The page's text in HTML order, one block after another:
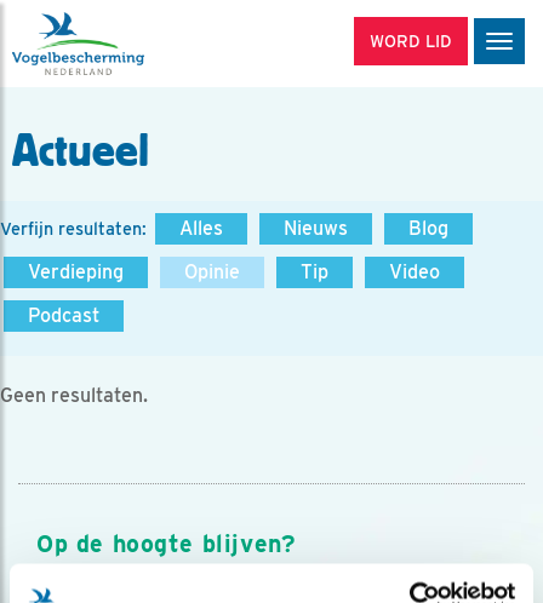
WORD LID
Actueel
Verfijn resultaten: Alles Nieuws
Blog
Verdieping
Opinie Tip
Video
Podcast
Geen resultaten.
Op de hoogte blijven?
Meld je aan en ontvang nieuws, inspiratie, acties en tips